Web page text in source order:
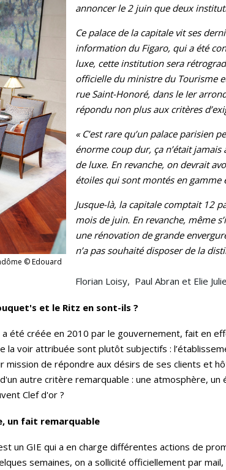
© Edouard
annoncer le 2 juin que deux
Ce palace de la capitale vit ses
information du Figaro, qui a été
luxe, cette institution sera
officielle du ministre du Tourisme
rue Saint-Honoré, dans le Ier
répondu non plus aux critères
« C’est rare qu’un palace parisien
énorme coup dur, ça n’était
de luxe. En revanche, on devrait
étoiles qui sont montés en gamme
Jusque-là, la capitale comptait 12
mois de juin. En revanche, même
une rénovation de grande
n’a pas souhaité disposer de la
Florian Loisy, Paul Abran et Elie
et le Ritz en sont-ils ?
été créée en 2010 par le gouvernement, fait en
voir attribuée sont plutôt subjectifs :
mission de répondre aux désirs de ses clients et
d'un autre critère remarquable : une atmosphère,
Clef d'or ?
un fait remarquable
un GIE qui a en charge différentes actions de
semaines, on a sollicité officiellement par